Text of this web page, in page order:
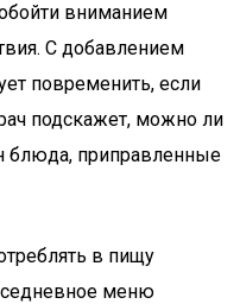
вниманием
С добавлением
повременить, если
подскажет, можно ли
блюда, приправленные
в пищу
меню